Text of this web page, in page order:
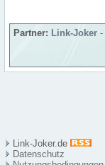
Partner: Link-Joker -
Link-Joker.de
Datenschutz